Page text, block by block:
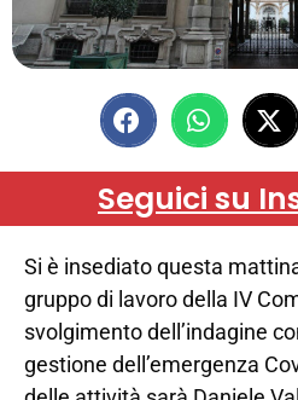
Seguici su
Si è insediato questa
gruppo di lavoro della IV
svolgimento dell’indagine
gestione dell’emergenza